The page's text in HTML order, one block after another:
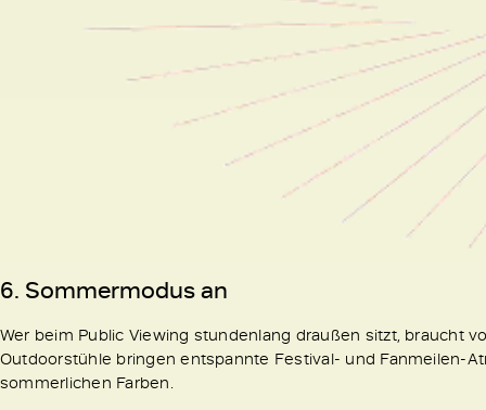
6. Sommermodus an
Wer beim Public Viewing stundenlang draußen sitzt, braucht
Outdoorstühle bringen entspannte Festival- und Fanmeilen-
sommerlichen Farben.